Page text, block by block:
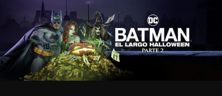
Juegos y Aplicaciones
Franquicias
Colecciones